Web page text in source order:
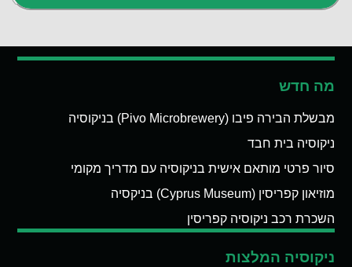
מה חדש
מבשלת הבירה פיבו (Pivo Microbrewery) בניקוסיה
ניקוסיה בית חבד
סיור פרטי מותאם אישית בניקוסיה עם מדריך מקומי
מוזיאון קפריסין (Cyprus Museum) בניקסיה
השכרת רכב ניקוסיה קפריסין
ניקוסיה המלצות